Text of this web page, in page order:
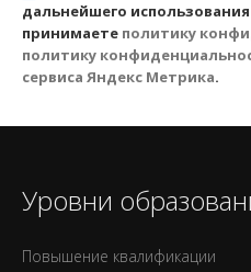
дальнейшего
принимаете политику
политику
сервиса Яндекс Метрика.
Уровни
Повышение квалификации